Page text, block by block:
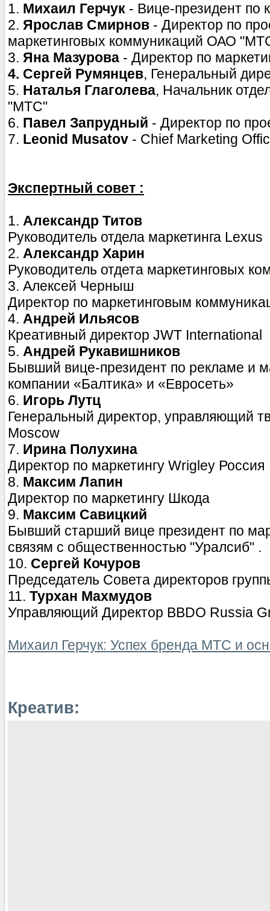
1. Михаил Герчук - Вице-президент
2. Ярослав Смирнов - Директор по
маркетинговых коммуникаций ОАО
3. Яна Мазурова - Директор по
4. Сергей Румянцев, Генеральный
5. Наталья Глаголева, Начальник
"МТС"
6. Павел Запрудный - Директор по
7. Leonid Musatov - Chief Marketing
Экспертный совет :
1. Александр Титов
Руководитель отдела маркетинга Lexus
2. Александр Харин
Руководитель отдета маркетинговых
3. Алексей Черныш
Директор по маркетинговым
4. Андрей Ильясов
Креативный директор JWT International
5. Андрей Рукавишников
Бывший вице-президент по рекламе и
компании «Балтика» и «Евросеть»
6. Игорь Лутц
Генеральный директор, управляющий
Moscow
7. Ирина Полухина
Директор по маркетингу Wrigley Россия
8. Максим Лапин
Директор по маркетингу Шкода
9. Максим Савицкий
Бывший старший вице президент по
связям с общественностью "Уралсиб" .
10. Сергей Кочуров
Председатель Совета директоров
11. Турхан Махмудов
Управляющий Директор BBDO Russia
Михаил Герчук: Успех бренда МТС и
Креатив: